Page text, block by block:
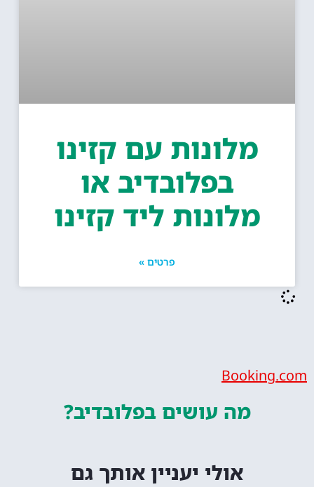
מלונות עם קזינו
בפלובדיב או
מלונות ליד קזינו
מה עושים בפלובדיב?
אולי יעניין אותך גם